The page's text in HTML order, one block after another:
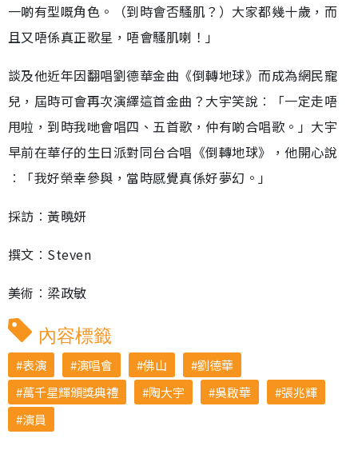
一啲有型嘅角色。（到時會否騷肌？）大家都幾十歲，而
且又唔係真正歌星，唔會騷肌喇！」
談及他近年因翻唱劉德華金曲《倒轉地球》而成為網民寵
兒，屆時可會再次演繹這首金曲？大宇笑說︰「一定走唔
甩啦，到時我哋會唱四、五首歌，仲有啲合唱歌。」大宇
早前在華仔的生日派對同台合唱《倒轉地球》，他開心說
︰「我好榮幸參與，當時感覺真係好夢幻。」
採訪︰黃曉妍
撰文︰Steven
美術︰梁政敏
內容標籤
表演 演唱會 佛山
劉德華
萬千星輝頒獎典禮
陶大宇 吳啟華
張兆輝
演員